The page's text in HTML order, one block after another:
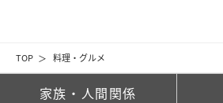
TOP 料理・グルメ
家族・人間関係